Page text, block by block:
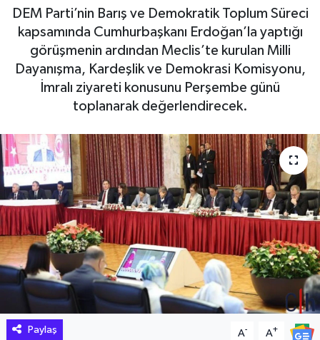
DEM Parti’nin Barış ve Demokratik Toplum Süreci
kapsamında Cumhurbaşkanı Erdoğan’la yaptığı
görüşmenin ardından Meclis’te kurulan Milli
Dayanışma, Kardeşlik ve Demokrasi Komisyonu,
İmralı ziyareti konusunu Perşembe günü
toplanarak değerlendirecek.
Paylaş A- A+
DÜNYA
EĞİTİM
EKONOMİ
Hakkari Haber
İLGİNÇ HABERLER
KADIN
KÜLTÜR SANAT
MAGAZİN
Süper Lig Puan Durumu ve Fikstür
Tüm Manşetler
Son Dakika Haberleri